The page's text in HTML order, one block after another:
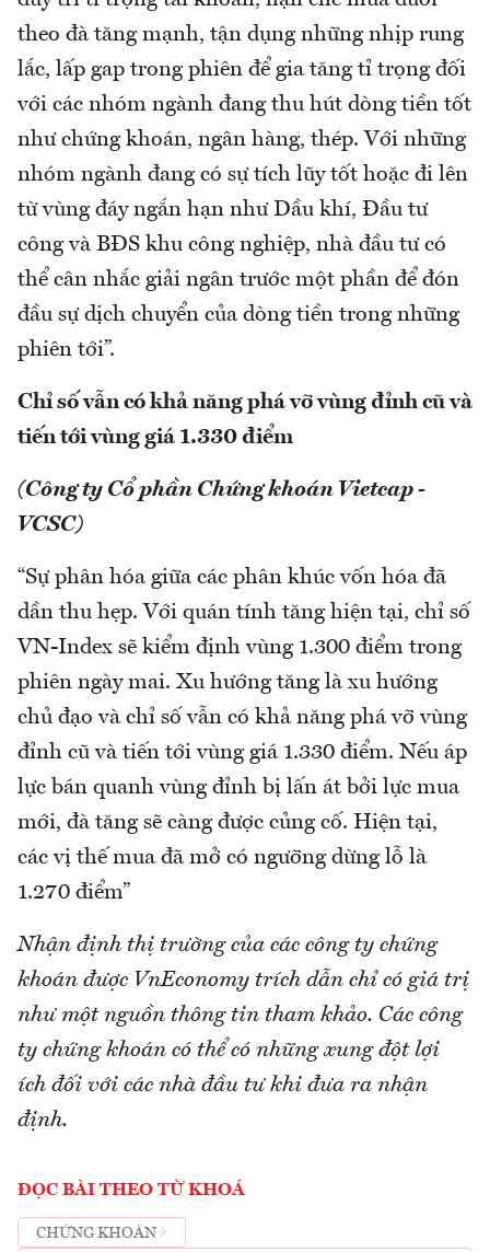
theo đà tăng mạnh, tận dụng những nhịp rung
lắc, lấp gap trong phiên để gia tăng tỉ trọng đối
với các nhóm ngành đang thu hút dòng tiền tốt
như chứng khoán, ngân hàng, thép. Với những
nhóm ngành đang có sự tích lũy tốt hoặc đi lên
từ vùng đáy ngắn hạn như Dầu khí, Đầu tư
công và BĐS khu công nghiệp, nhà đầu tư có
thể cân nhắc giải ngân trước một phần để đón
đầu sự dịch chuyển của dòng tiền trong những
phiên tới”.
Chỉ số vẫn có khả năng phá vỡ vùng đỉnh cũ và
tiến tới vùng giá 1.330 điểm
(Công ty Cổ phần Chứng khoán Vietcap -
VCSC)
“Sự phân hóa giữa các phân khúc vốn hóa đã
dần thu hẹp. Với quán tính tăng hiện tại, chỉ số
VN-Index sẽ kiểm định vùng 1.300 điểm trong
phiên ngày mai. Xu hướng tăng là xu hướng
chủ đạo và chỉ số vẫn có khả năng phá vỡ vùng
đỉnh cũ và tiến tới vùng giá 1.330 điểm. Nếu áp
lực bán quanh vùng đỉnh bị lấn át bởi lực mua
mới, đà tăng sẽ càng được củng cố. Hiện tại,
các vị thế mua đã mở có ngưỡng dừng lỗ là
1.270 điểm”
Nhận định thị trường của các công ty chứng
khoán được VnEconomy trích dẫn chỉ có giá trị
như một nguồn thông tin tham khảo. Các công
ty chứng khoán có thể có những xung đột lợi
ích đối với các nhà đầu tư khi đưa ra nhận
định.
ĐỌC BÀI THEO TỪ KHOÁ
CHỨNG KHOÁN